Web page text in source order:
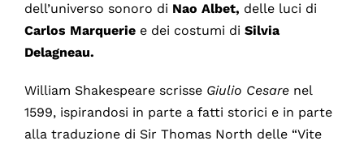
dell’universo sonoro di Nao Albet, delle luci di
Carlos Marqueriee dei costumi di Silvia
Delagneau.
William Shakespeare scrisse Giulio Cesarenel
1599, ispirandosi in parte a fatti storici e in parte
alla traduzione di Sir Thomas North delle “Vite